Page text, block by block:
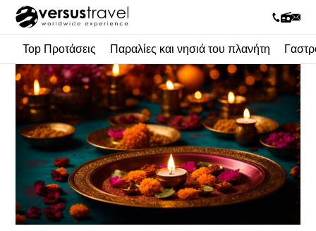
Top Προτάσεις Παραλίες και νησιά του πλανήτη